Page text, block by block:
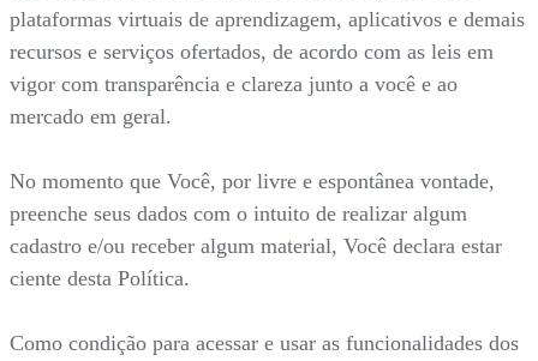
plataformas virtuais de aprendizagem, aplicativos e demais
recursos e serviços ofertados, de acordo com as leis em
vigor com transparência e clareza junto a você e ao
mercado em geral.
No momento que Você, por livre e espontânea vontade,
preenche seus dados com o intuito de realizar algum
cadastro e/ou receber algum material, Você declara estar
ciente desta Política.
Como condição para acessar e usar as funcionalidades dos